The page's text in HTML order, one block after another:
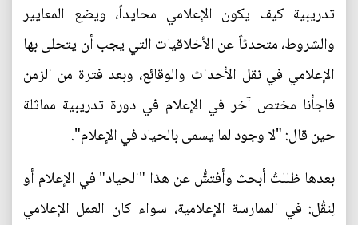
تدريبية كيف يكون الإعلامي محايداً، ويضع المعايير
والشروط، متحدثاً عن الأخلاقيات التي يجب أن يتحلى بها
الإعلامي في نقل الأحداث والوقائع، وبعد فترة من الزمن
فاجأنا مختص آخر في الإعلام في دورة تدريبية مماثلة
حين قال: "لا وجود لما يسمى بالحياد في الإعلام".
بعدها ظللتُ أبحث وأفتشُّ عن هذا "الحياد" في الإعلام أو
لِنقُل: في الممارسة الإعلامية، سواء كان العمل الإعلامي